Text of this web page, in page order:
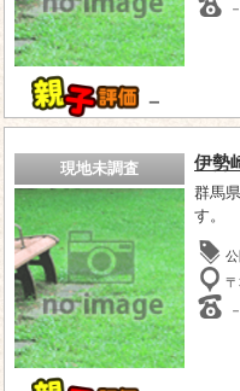
－
－
現地未調査 伊勢
群馬
す。
公
－